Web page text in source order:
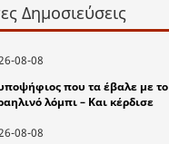
Δημοσιεύσεις
08-08
που τα έβαλε με το
λόμπι – Και κέρδισε
08-08